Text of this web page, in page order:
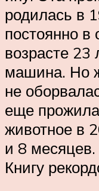
родилась в
постоянно в
возрасте 23
машина. Но
не
еще
животное в
и 8
Книгу